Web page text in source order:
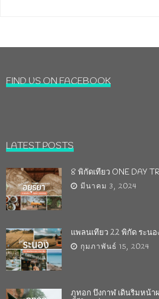
FIND US ON FACEBOOK
LATEST POSTS
8 พิกัดเที่ยว ONE DAY
มีนาคม 3, 2024
แพลนเที่ยว 22 พิกัด ระนอ
กุมภาพันธ์ 15, 2024
ภูทอก บึงกาฬ เดินริมหน้า